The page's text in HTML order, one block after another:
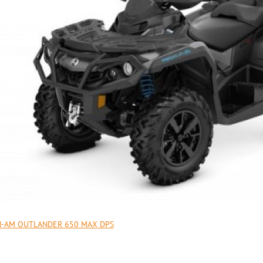
AM OUTLANDER 650 MAX DPS